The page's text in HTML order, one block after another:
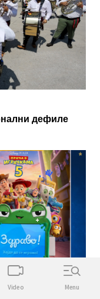
дефиле
Video Menu